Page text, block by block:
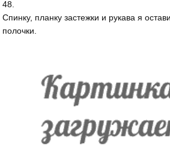
48.
Спинку, планку застежки и рукава я
полочки.